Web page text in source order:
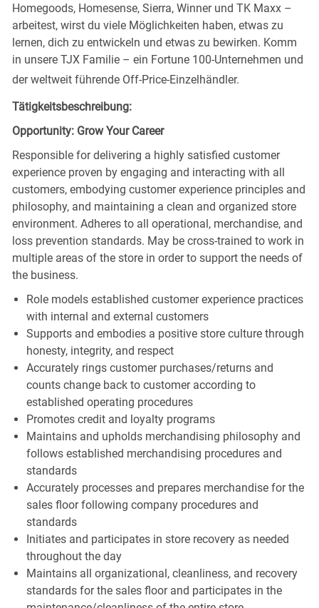
Homegoods, Homesense, Sierra, Winner und TK Maxx –
arbeitest, wirst du viele Möglichkeiten haben, etwas zu
lernen, dich zu entwickeln und etwas zu bewirken. Komm
in unsere TJX Familie – ein Fortune 100-Unternehmen und
der weltweit führende Off-Price-Einzelhändler.
Tätigkeitsbeschreibung:
Opportunity: Grow Your Career
Responsible for delivering a highly satisfied customer
experience proven by engaging and interacting with all
customers, embodying customer experience principles and
philosophy, and maintaining a clean and organized store
environment. Adheres to all operational, merchandise, and
loss prevention standards. May be cross-trained to work in
multiple areas of the store in order to support the needs of
the business.
Role models established customer experience practices
with internal and external customers
Supports and embodies a positive store culture through
honesty, integrity, and respect
Accurately rings customer purchases/returns and
counts change back to customer according to
established operating procedures
Promotes credit and loyalty programs
Maintains and upholds merchandising philosophy and
follows established merchandising procedures and
standards
Accurately processes and prepares merchandise for the
sales floor following company procedures and
standards
Initiates and participates in store recovery as needed
throughout the day
Maintains all organizational, cleanliness, and recovery
standards for the sales floor and participates in the